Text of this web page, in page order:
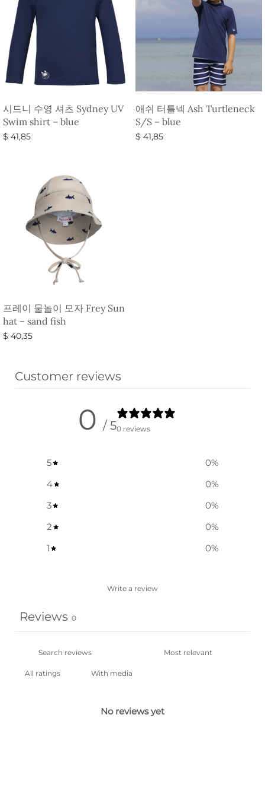
시드니 수영 셔츠 Sydney UV
Swim shirt – blue
$ 41,85
애쉬 터틀넥 Ash Turtleneck
S/S – blue
$ 41,85
프레이 물놀이 모자 Frey Sun
hat – sand fish
$ 40,35
Customer reviews
0 / 50 reviews
5 0%
4
0%
3
0%
2
0%
1
0%
Write a review
Reviews 0
With media
No reviews yet